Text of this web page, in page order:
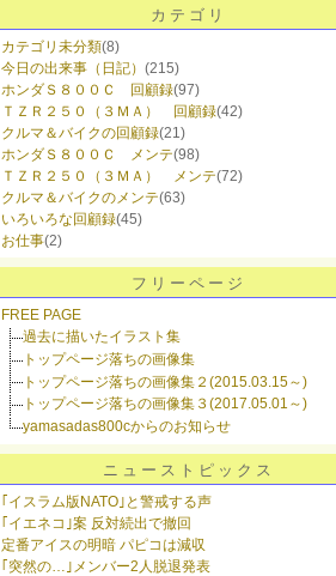
カテゴリ
カテゴリ未分類(8)
今日の出来事（日記） (215)
ホンダＳ８００Ｃ 回顧録(97)
ＴＺＲ２５０（３ＭＡ） 回顧録(42)
クルマ＆バイクの回顧録(21)
ホンダＳ８００Ｃ メンテ(98)
ＴＺＲ２５０（３ＭＡ） メンテ(72)
クルマ＆バイクのメンテ(63)
いろいろな回顧録(45)
お仕事(2)
フリーページ
FREE PAGE
過去に描いたイラスト集
トップページ落ちの画像集
トップページ落ちの画像集２(2015.03.15～)
トップページ落ちの画像集３(2017.05.01～)
yamasadas800cからのお知らせ
ニューストピックス
｢イスラム版NATO｣と警戒する声
｢イエネコ｣案 反対続出で撤回
定番アイスの明暗 パピコは減収
｢突然の…｣メンバー2人脱退発表